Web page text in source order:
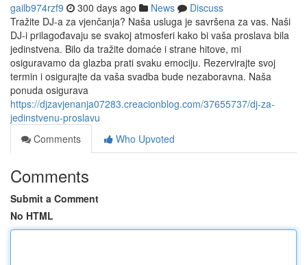
gailb974rzf9 300 days ago News
Discuss
Tražite DJ-a za vjenčanja? Naša usluga je savršena za vas. Naši
DJ-i prilagođavaju se svakoj atmosferi kako bi vaša proslava bila
jedinstvena. Bilo da tražite domaće i strane hitove, mi
osiguravamo da glazba prati svaku emociju. Rezervirajte svoj
termin i osigurajte da vaša svadba bude nezaboravna. Naša
ponuda osigurava
https://djzavjenanja07283.creacionblog.com/37655737/dj-za-
jedinstvenu-proslavu
Comments
Who Upvoted
Comments
Submit a Comment
No HTML